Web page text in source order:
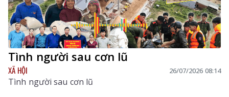
Tình người sau cơn lũ
XÃ HỘI 26/07/2026 08:14
Tình người sau cơn lũ